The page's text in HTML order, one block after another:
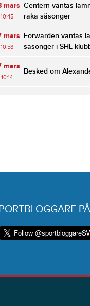
mars
10:45
Centern väntas
raka säsonger
mars
10:58
Forwarden väntas
säsonger i SHL-
mars
10:14
Besked om
PÅ